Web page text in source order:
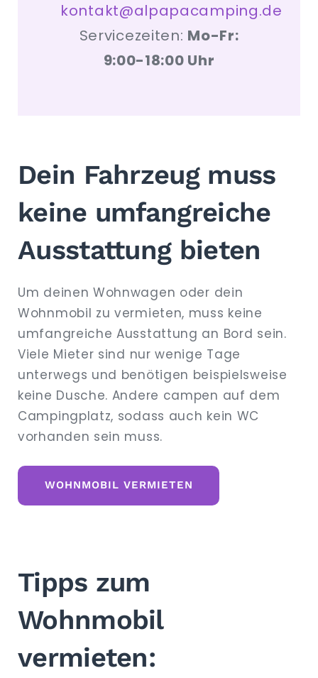
kontakt@alpapacamping.de
Servicezeiten: Mo-Fr:
9:00-18:00 Uhr
Dein Fahrzeug muss
keine umfangreiche
Ausstattung bieten
Um deinen Wohnwagen oder dein
Wohnmobil zu vermieten, muss keine
umfangreiche Ausstattung an Bord sein.
Viele Mieter sind nur wenige Tage
unterwegs und benötigen beispielsweise
keine Dusche. Andere campen auf dem
Campingplatz, sodass auch kein WC
vorhanden sein muss.
WOHNMOBIL VERMIETEN
Tipps zum
Wohnmobil
vermieten: